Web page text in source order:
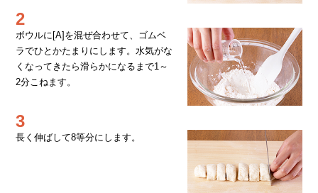
2
ボウルに[A]を混ぜ合わせて、ゴムベ
ラでひとかたまりにします。水気がな
くなってきたら滑らかになるまで1～
2分こねます。
3
長く伸ばして8等分にします。